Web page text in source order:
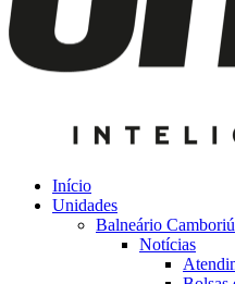
Início
Unidades
Balneário Camboriú
Notícias